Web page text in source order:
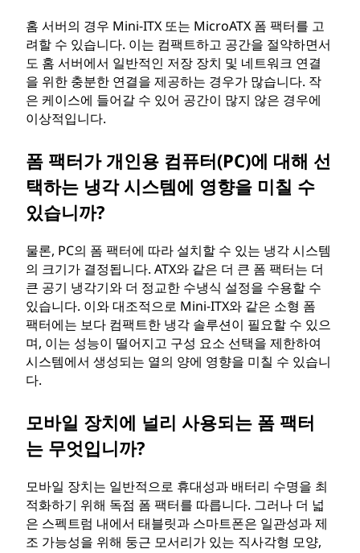
홈 서버의 경우 Mini-ITX 또는 MicroATX 폼 팩터를 고
려할 수 있습니다. 이는 컴팩트하고 공간을 절약하면서
도 홈 서버에서 일반적인 저장 장치 및 네트워크 연결
을 위한 충분한 연결을 제공하는 경우가 많습니다. 작
은 케이스에 들어갈 수 있어 공간이 많지 않은 경우에
이상적입니다.
폼 팩터가 개인용 컴퓨터(PC)에 대해 선
택하는 냉각 시스템에 영향을 미칠 수
있습니까?
물론, PC의 폼 팩터에 따라 설치할 수 있는 냉각 시스템
의 크기가 결정됩니다. ATX와 같은 더 큰 폼 팩터는 더
큰 공기 냉각기와 더 정교한 수냉식 설정을 수용할 수
있습니다. 이와 대조적으로 Mini-ITX와 같은 소형 폼
팩터에는 보다 컴팩트한 냉각 솔루션이 필요할 수 있으
며, 이는 성능이 떨어지고 구성 요소 선택을 제한하여
시스템에서 생성되는 열의 양에 영향을 미칠 수 있습니
다.
모바일 장치에 널리 사용되는 폼 팩터
는 무엇입니까?
모바일 장치는 일반적으로 휴대성과 배터리 수명을 최
적화하기 위해 독점 폼 팩터를 따릅니다. 그러나 더 넓
은 스펙트럼 내에서 태블릿과 스마트폰은 일관성과 제
조 가능성을 위해 둥근 모서리가 있는 직사각형 모양,